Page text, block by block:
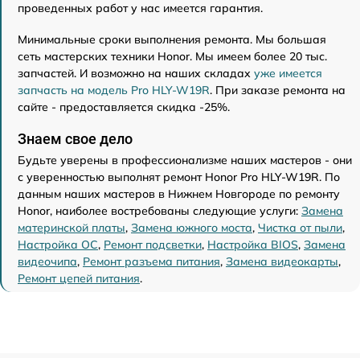
проведенных работ у нас имеется гарантия.
Минимальные сроки выполнения ремонта. Мы большая
сеть мастерских техники Honor. Мы имеем более 20 тыс.
запчастей. И возможно на наших складах уже имеется
запчасть на модель Pro HLY-W19R. При заказе ремонта на
сайте - предоставляется скидка -25%.
Знаем свое дело
Будьте уверены в профессионализме наших мастеров - они
с уверенностью выполнят ремонт Honor Pro HLY-W19R. По
данным наших мастеров в Нижнем Новгороде по ремонту
Honor, наиболее востребованы следующие услуги: Замена
материнской платы, Замена южного моста, Чистка от пыли,
Настройка ОС, Ремонт подсветки, Настройка BIOS, Замена
видеочипа, Ремонт разъема питания, Замена видеокарты,
Ремонт цепей питания.